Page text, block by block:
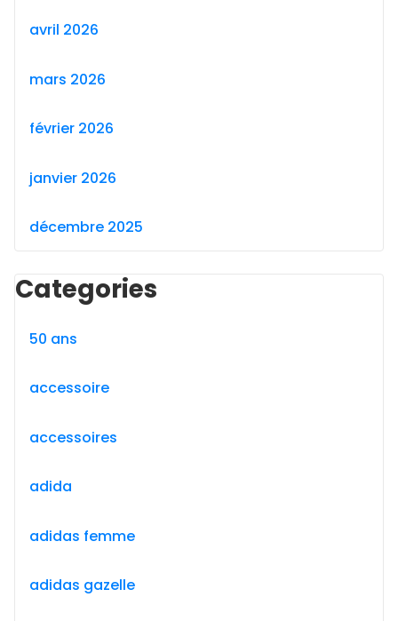
avril 2026
mars 2026
février 2026
janvier 2026
décembre 2025
Categories
50 ans
accessoire
accessoires
adida
adidas femme
adidas gazelle